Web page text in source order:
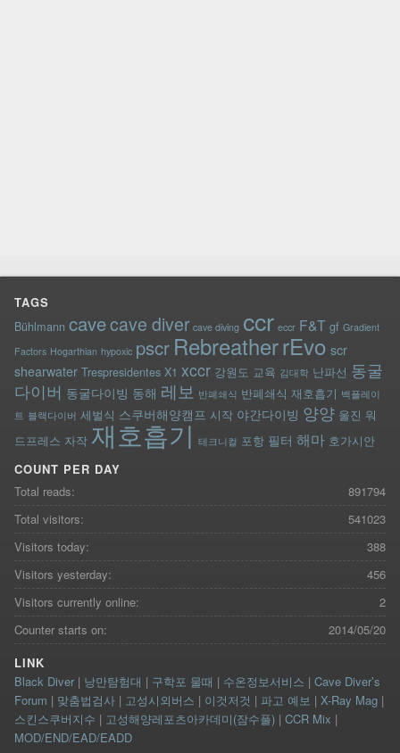
TAGS
Bühlmann cavecave diver cave diving ccr eccr F&T gf Gradient
Factors Hogarthian hypoxic pscr RebreatherrEvo scr
shearwater Trespresidentes X1 xccr 강원도 교육 김대학 난파선 동굴
다이버 동굴다이빙 동해 레보 반폐쇄식 반폐쇄식 재호흡기 백플레이
트 블랙다이버 세벌식 스쿠버해양캠프 시작 야간다이빙 양양 울진 워
드프레스 자작 재호흡기 테크니컬 포항 필터 해마 호가시안
COUNT PER DAY
891794
Total reads:
541023
Total visitors:
388
Visitors today:
456
Visitors yesterday:
2
Visitors currently online:
2014/05/20
Counter starts on:
LINK
Black Diver| 낭만탐험대 | 구학포 물때 | 수온정보서비스 | Cave Diver’s
Forum | 맞춤법검사| 고성시외버스 | 이것저것 | 파고 예보 | X-Ray Mag|
스킨스쿠버지수 | 고성해양레포츠아카데미(잠수풀)| CCR Mix |
MOD/END/EAD/EADD